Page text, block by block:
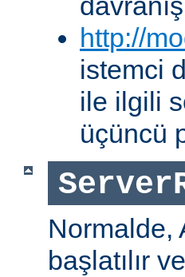
http://
istemci
ile ilgili
üçüncü
Normalde,
başlatılır